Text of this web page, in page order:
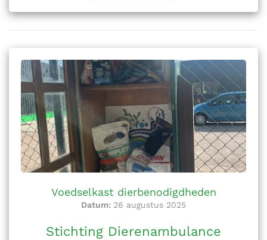
Voedselkast dierbenodigdheden
Datum: 26 augustus 2025
Stichting Dierenambulance